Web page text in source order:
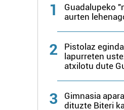
datuen atalean. Edozein
zure baimena Cookieen
Webgune honek cookie
fitxategiak erabiltzen ditu. Zure
zerbitzuak hobetzeko asmoz,
baliatzen gara. Ohar hau
erabiltzeko baimen esplizitua
1
Guadalupeko
aurten
2
Pistolaz
lapurreten
atxilotu dute
3
Gimnasia
dituzte Biteri